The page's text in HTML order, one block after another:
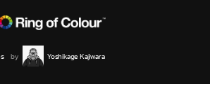
Yoshikage Kajiwara